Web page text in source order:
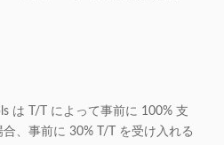
は T/T によって事前に 100% 支
、事前に 30% T/T を受け入れる